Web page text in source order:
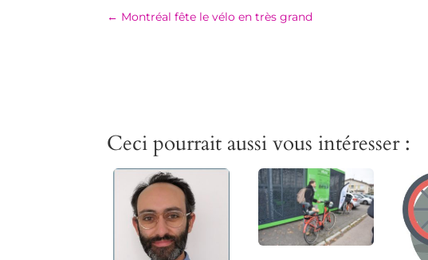
← Montréal fête le vélo en très grand
Ceci pourrait aussi vous intéresser :